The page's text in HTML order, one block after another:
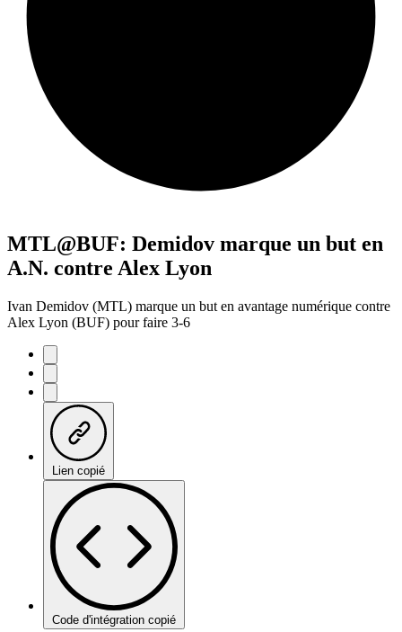
MTL@BUF: Demidov marque un but en
A.N. contre Alex Lyon
Ivan Demidov (MTL) marque un but en avantage numérique contre
Alex Lyon (BUF) pour faire 3-6
Lien copié
Code d'intégration copié